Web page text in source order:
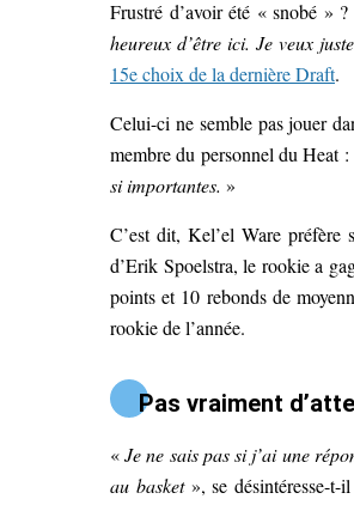
Frustré d’avoir été « snobé
heureux d’être ici. Je veux
15e choix de la dernière Draft.
Celui-ci ne semble pas jouer
membre du personnel du Heat :
si importantes. »
C’est dit, Kel’el Ware préfère
d’Erik Spoelstra, le rookie a
points et 10 rebonds de
rookie de l’année.
Pas vraiment
«Je ne sais pas si j’ai une
au basket», se désintéresse-t-